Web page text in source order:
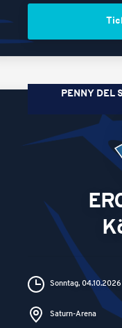
PENNY DEL
Sonntag, 04.10.2026
Saturn-Arena